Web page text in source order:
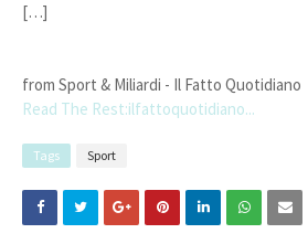
[…]
from Sport & Miliardi - Il Fatto Quotidiano
Read The Rest:ilfattoquotidiano...
Tags Sport